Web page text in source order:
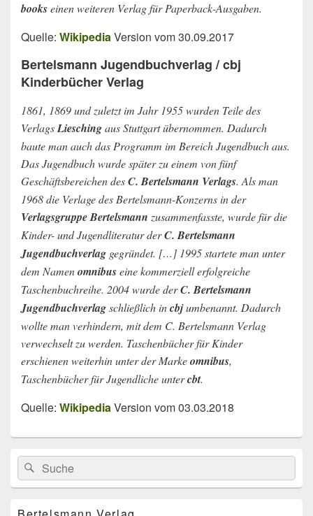
bookseinen weiteren Verlag für Paperback-Ausgaben.
Quelle: WikipediaVersion vom 30.09.2017
Bertelsmann Jugendbuchverlag / cbj
Kinderbücher Verlag
1861, 1869 und zuletzt im Jahr 1955 wurden Teile des
VerlagsLieschingaus Stuttgart übernommen. Dadurch
baute man auch das Programm im Bereich Jugendbuch aus.
Das Jugendbuch wurde später zu einem von fünf
Geschäftsbereichen desC. Bertelsmann Verlags. Als man
1968 die Verlage des Bertelsmann-Konzerns in der
Verlagsgruppe Bertelsmann zusammenfasste, wurde für die
Kinder- und Jugendliteratur derC. Bertelsmann
Jugendbuchverlag gegründet. […] 1995 startete man unter
dem Namenomnibuseine kommerziell erfolgreiche
Taschenbuchreihe. 2004 wurde derC. Bertelsmann
Jugendbuchverlagschließlich incbjumbenannt. Dadurch
wollte man verhindern, mit dem C. Bertelsmann Verlag
verwechselt zu werden. Taschenbücher für Kinder
erschienen weiterhin unter der Markeomnibus,
Taschenbücher für Jugendliche untercbt.
Quelle: WikipediaVersion vom 03.03.2018
Primärer
Seitenleisten
Widget-
Bereich
Search
for:
Suche